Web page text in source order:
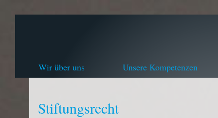
Wir über uns Unsere Kompetenzen
Stiftungsrecht